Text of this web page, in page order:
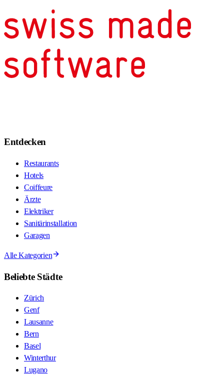
Entdecken
Restaurants
Hotels
Coiffeure
Ärzte
Elektriker
Sanitärinstallation
Garagen
Alle Kategorien
Beliebte Städte
Zürich
Genf
Lausanne
Bern
Basel
Winterthur
Lugano